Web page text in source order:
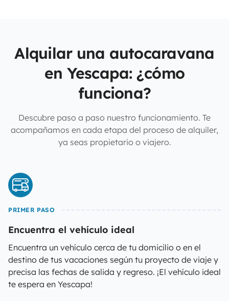
Alquilar una autocaravana
en Yescapa: ¿cómo
funciona?
Descubre paso a paso nuestro funcionamiento. Te
acompañamos en cada etapa del proceso de alquiler,
ya seas propietario o viajero.
PRIMER PASO
Encuentra el vehículo ideal
Encuentra un vehículo cerca de tu domicilio o en el
destino de tus vacaciones según tu proyecto de viaje y
precisa las fechas de salida y regreso. ¡El vehículo ideal
te espera en Yescapa!